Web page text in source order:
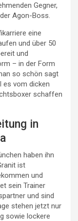
Gegner,
Agon-Boss.
eine
und über 50
und
– in der Form
so schön sagt
es vom dicken
schaffen
in
haben ihn
ist
und
sein Trainer
und sind
stehen jetzt nur
sowie lockere